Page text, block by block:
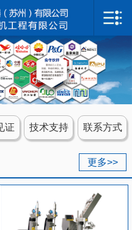
恒衡器
站首页
于我们
户见证
证 技术支持 联系方式
更多>>